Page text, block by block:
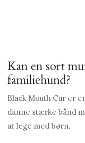
Kan en sort
familiehund?
Black Mouth Cur er
danne stærke bånd
at lege med børn.